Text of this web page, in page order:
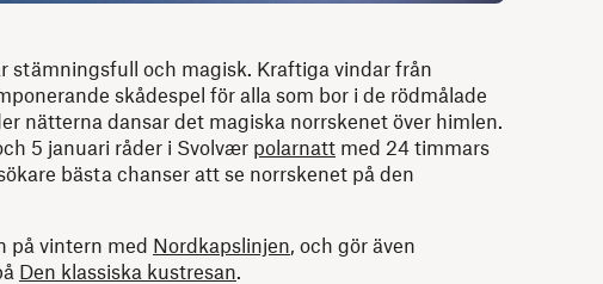
stämningsfull och magisk. Kraftiga vindar från
skådespel för alla som bor i de rödmålade
nätterna dansar det magiska norrskenet över himlen.
5 januari råder i Svolvær polarnattmed 24 timmars
bästa chanser att se norrskenet på den
på vintern med Nordkapslinjen, och gör även
Den klassiska kustresan.